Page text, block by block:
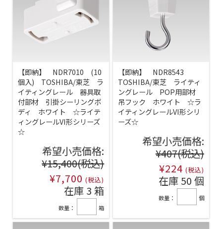
【即納】 NDR7010 (10
個入) TOSHIBA/東芝 ラ
イティングレール 器具取
付部材 引掛シーリングボ
ディ ホワイト ☆ライテ
ィングレールVI形シリーズ
☆
希望小売価格:
¥15,400(税込)
¥7,700 (税込)
在庫 3 箱
数量： 箱
【即納】 NDR8543
TOSHIBA/東芝 ライティ
ングレール POP用部材
吊フック ホワイト ☆ラ
イティングレールVI形シリ
ーズ☆
希望小売価格:
¥407(税込)
¥224 (税込)
在庫 50 個
数量： 個